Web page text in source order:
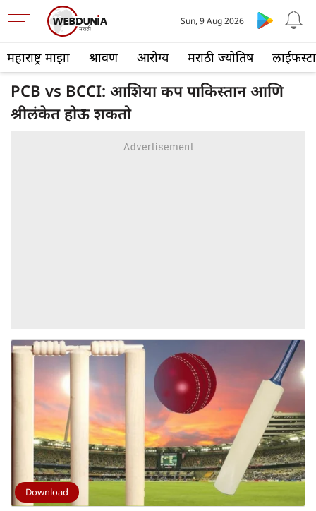
महाराष्ट्र माझा श्रावण आरोग्य मराठी ज्योतिष
Sun, 9 Aug 2026
PCB vs BCCI: आशिया कप पाकिस्तान आणि
श्रीलंकेत होऊ शकतो
Download